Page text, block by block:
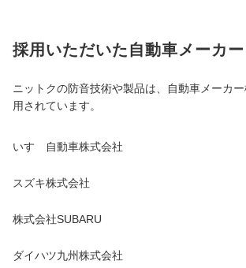
採用いただいた自動車メーカー
ニットクの防音技術や製品は、自動車メーカ
用されています。
いすゞ自動車株式会社
スズキ株式会社
株式会社SUBARU
ダイハツ九州株式会社